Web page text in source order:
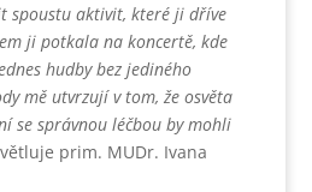
spoustu aktivit, které ji dříve
ji potkala na koncertě, kde
hudby bez jediného
mě utvrzují v tom, že osvěta
se správnou léčbou by mohli
prim. MUDr. Ivana